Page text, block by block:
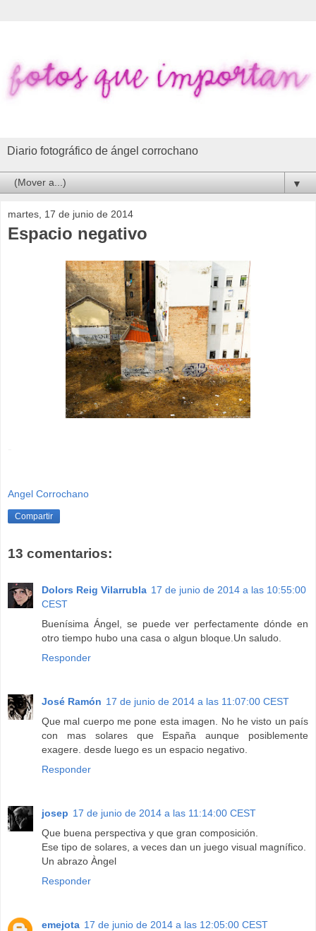
Diario fotográfico de ángel corrochano
▼
martes, 17 de junio de 2014
Espacio negativo
Angel Corrochano
Compartir
13 comentarios:
Dolors Reig Vilarrubla 17 de junio de 2014 a las 10:55:00
CEST
Buenísima Ángel, se puede ver perfectamente dónde en
otro tiempo hubo una casa o algun bloque.Un saludo.
Responder
José Ramón 17 de junio de 2014 a las 11:07:00 CEST
Que mal cuerpo me pone esta imagen. No he visto un país
con mas solares que España aunque posiblemente
exagere. desde luego es un espacio negativo.
Responder
josep 17 de junio de 2014 a las 11:14:00 CEST
Que buena perspectiva y que gran composición.
Ese tipo de solares, a veces dan un juego visual magnífico.
Un abrazo Àngel
Responder
emejota 17 de junio de 2014 a las 12:05:00 CEST